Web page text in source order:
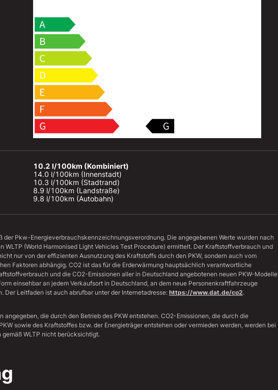
10.2 l/100km (Kombiniert)
14.0 l/100km (Innenstadt)
10.3 l/100km (Stadtrand)
8.9 l/100km (Landstraße)
9.8 l/100km (Autobahn)
der Pkw-Energieverbrauchskennzeichnungsverordnung. Die angegebenen Werte wurden nach
WLTP (World Harmonised Light Vehicles Test Procedure) ermittelt. Der Kraftstoffverbrauch und
nur von der effizienten Ausnutzung des Kraftstoffs durch den PKW, sondern auch vom
Faktoren abhängig. CO2 ist das für die Erderwärmung hauptsächlich verantwortliche
und die CO2-Emissionen aller in Deutschland angebotenen neuen PKW-Modelle
einsehbar an jedem Verkaufsort in Deutschland, an dem neue Personenkraftfahrzeuge
Der Leitfaden ist auch abrufbar unter der Internetadresse: https://www.dat.de/co2.
angegeben, die durch den Betrieb des PKW entstehen. CO2-Emissionen, die durch die
sowie des Kraftstoffes bzw. der Energieträger entstehen oder vermieden werden, werden bei
WLTP nicht berücksichtigt.